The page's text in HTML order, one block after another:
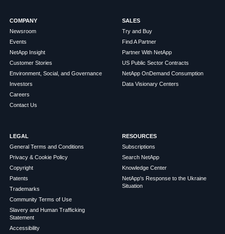
COMPANY
Newsroom
Events
NetApp Insight
Customer Stories
Environment, Social, and Governance
Investors
Careers
Contact Us
SALES
Try and Buy
Find A Partner
Partner With NetApp
US Public Sector Contracts
NetApp OnDemand Consumption
Data Visionary Centers
LEGAL
General Terms and Conditions
Privacy & Cookie Policy
Copyright
Patents
Trademarks
Community Terms of Use
Slavery and Human Trafficking
Statement
Accessibility
RESOURCES
Subscriptions
Search NetApp
Knowledge Center
NetApp's Response to the Ukraine
Situation